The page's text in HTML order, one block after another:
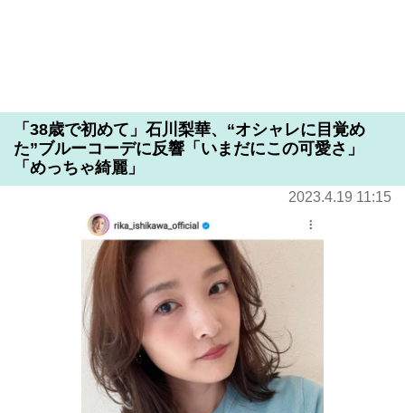
「38歳で初めて」石川梨華、“オシャレに目覚め
た”ブルーコーデに反響「いまだにこの可愛さ」
「めっちゃ綺麗」
2023.4.19 11:15